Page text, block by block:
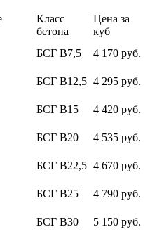
Класс
бетона
Цена за
куб
БСГ В7,5
4 170 руб.
БСГ В12,5 4 295 руб.
БСГ В15
4 420 руб.
БСГ В20
4 535 руб.
БСГ В22,5 4 670 руб.
БСГ В25
4 790 руб.
БСГ В30 5 150 руб.